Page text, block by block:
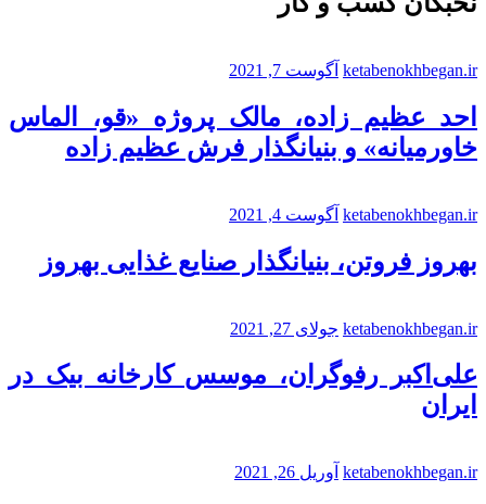
ketabenokhbegan.ir آگوست 7, 2021
احد عظیم زاده، مالک پروژه «قو، الماس
خاورمیانه» و بنیانگذار فرش عظیم زاده
ketabenokhbegan.ir آگوست 4, 2021
بهروز فروتن، بنیانگذار صنایع غذایی بهروز
ketabenokhbegan.ir جولای 27, 2021
علی‌اکبر رفوگران، موسس کارخانه بیک در
ایران
ketabenokhbegan.ir آوریل 26, 2021